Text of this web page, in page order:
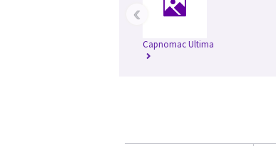
Capnomac Ultima
‹